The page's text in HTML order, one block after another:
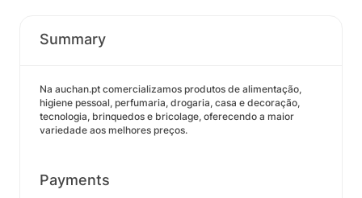
Summary
Na auchan.pt comercializamos produtos de alimentação,
higiene pessoal, perfumaria, drogaria, casa e decoração,
tecnologia, brinquedos e bricolage, oferecendo a maior
variedade aos melhores preços.
Payments